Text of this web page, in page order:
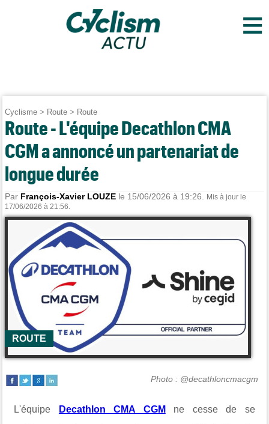
≡
Cyclisme > Route > Route
Route - L'équipe Decathlon CMA
CGM a annoncé un partenariat de
longue durée
Par François-Xavier LOUZE le 15/06/2026 à 19:26.
Mis à jour le
17/06/2026 à 21:56.
ROUTE
Photo : @decathloncmacgm
L'équipe Decathlon CMA CGM ne cesse de se